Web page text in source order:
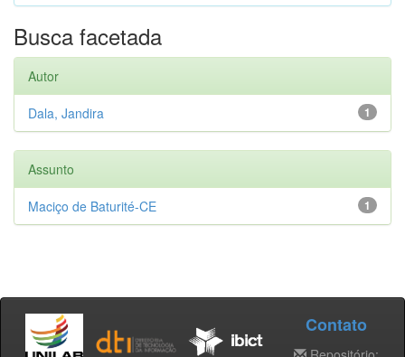
Busca facetada
Autor
1
Dala, Jandira
Assunto
1
Maciço de Baturité-CE
Contato